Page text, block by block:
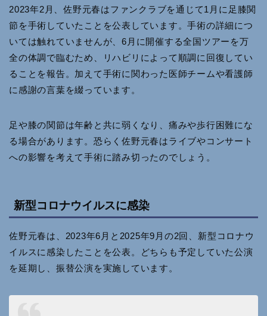
2023年2月、佐野元春はファンクラブを通じて1月に足膝関
節を手術していたことを公表しています。手術の詳細につ
いては触れていませんが、6月に開催する全国ツアーを万
全の体調で臨むため、リハビリによって順調に回復してい
ることを報告。加えて手術に関わった医師チームや看護師
に感謝の言葉を綴っています。
足や膝の関節は年齢と共に弱くなり、痛みや歩行困難にな
る場合があります。恐らく佐野元春はライブやコンサート
への影響を考えて手術に踏み切ったのでしょう。
新型コロナウイルスに感染
佐野元春は、2023年6月と2025年9月の2回、新型コロナウ
イルスに感染したことを公表。どちらも予定していた公演
を延期し、振替公演を実施しています。